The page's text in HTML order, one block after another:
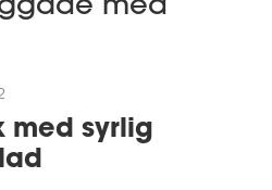
med syrlig